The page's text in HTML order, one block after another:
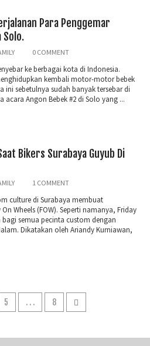
Para Penggemar
Solo.
0 COMMENT
ke berbagai kota di Indonesia.
kembali motor-motor bebek
ini sebetulnya sudah banyak tersebar di
acara Angon Bebek #2 di Solo yang ...
Bikers Surabaya Guyub Di
1 COMMENT
culture di Surabaya membuat
Wheels (FOW). Seperti namanya, Friday
semua pecinta custom dengan
Dikatakan oleh Ariandy Kurniawan,
5 . . . 8